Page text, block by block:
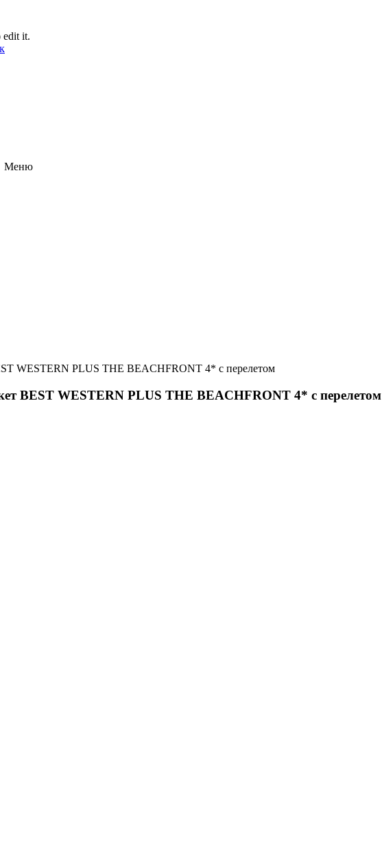
edit it.
Меню
WESTERN PLUS THE BEACHFRONT 4* с перелетом
BEST WESTERN PLUS THE BEACHFRONT 4* с перелетом